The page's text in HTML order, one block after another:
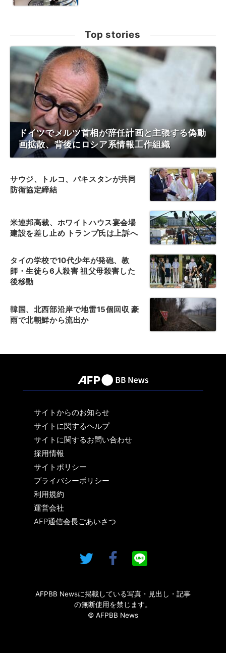
Top stories
ドイツでメルツ首相が辞任計画と主張する偽動
画拡散、背後にロシア系情報工作組織
サウジ、トルコ、パキスタンが共同
防衛協定締結
米連邦高裁、ホワイトハウス宴会場
建設を差し止め トランプ氏は上訴へ
タイの学校で10代少年が発砲、教
師・生徒ら6人殺害 祖父母殺害した
後移動
韓国、北西部沿岸で地雷15個回収 豪
雨で北朝鮮から流出か
サイトからのお知らせ
サイトに関するヘルプ
サイトに関するお問い合わせ
採用情報
サイトポリシー
プライバシーポリシー
利用規約
運営会社
AFP通信会長ごあいさつ
AFPBB Newsに掲載している写真・見出し・記事
の無断使用を禁じます。
© AFPBB News